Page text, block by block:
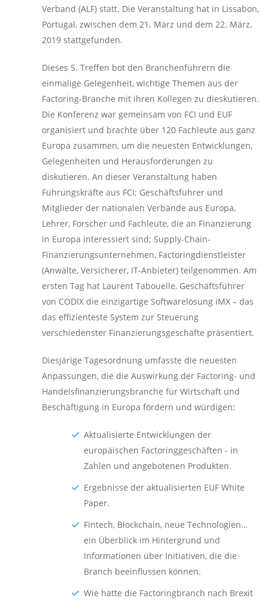
Verband (ALF) statt. Die Veranstaltung hat in Lissabon,
Portugal, zwischen dem 21. März und dem 22. März,
2019 stattgefunden.
Dieses 5. Treffen bot den Branchenführern die
einmalige Gelegenheit, wichtige Themen aus der
Factoring-Branche mit ihren Kollegen zu dieskutieren.
Die Konferenz war gemeinsam von FCI und EUF
organisiert und brachte über 120 Fachleute aus ganz
Europa zusammen, um die neuesten Entwicklungen,
Gelegenheiten und Herausforderungen zu
diskutieren. An dieser Veranstaltung haben
Führungskräfte aus FCI; Geschäftsführer und
Mitglieder der nationalen Verbände aus Europa,
Lehrer, Forscher und Fachleute, die an Finanzierung
in Europa interessiert sind; Supply-Chain-
Finanzierungsunternehmen, Factoringdienstleister
(Anwälte, Versicherer, IT-Anbieter) teilgenommen. Am
ersten Tag hat Laurent Tabouelle, Geschäftsführer
von CODIX die einzigartige Softwarelösung iMX – das
das effizienteste System zur Steuerung
verschiedenster Finanzierungsgeschäfte präsentiert.
Diesjärige Tagesordnung umfasste die neuesten
Anpassungen, die die Auswirkung der Factoring- und
Handelsfinanzierungsbranche für Wirtschaft und
Beschäftigung in Europa fördern und würdigen:
Aktualisierte Entwicklungen der
europäischen Factoringgeschäften - in
Zahlen und angebotenen Produkten.
Ergebnisse der aktualisierten EUF White
Paper.
Fintech, Blockchain, neue Technologien…
ein Überblick im Hintergrund und
Informationen über Initiativen, die die
Branch beeinflussen können.
Wie hätte die Factoringbranch nach Brexit